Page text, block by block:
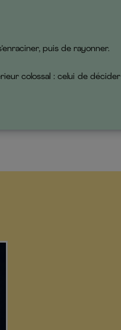
puis de rayonner.
colossal : celui de décider